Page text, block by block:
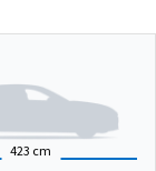
423 cm